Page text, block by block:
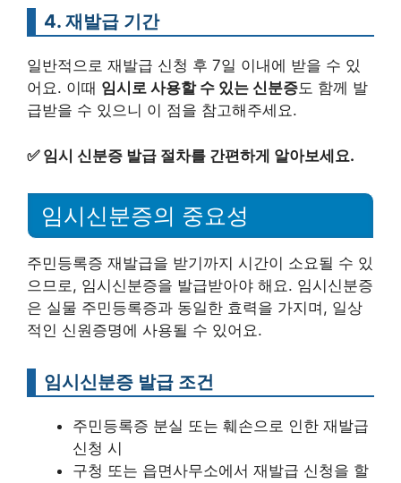
4. 재발급 기간
일반적으로 재발급 신청 후 7일 이내에 받을 수 있
어요. 이때 임시로 사용할 수 있는 신분증도 함께 발
급받을 수 있으니 이 점을 참고해주세요.
✅ 임시 신분증 발급 절차를 간편하게 알아보세요.
임시신분증의 중요성
주민등록증 재발급을 받기까지 시간이 소요될 수 있
으므로, 임시신분증을 발급받아야 해요. 임시신분증
은 실물 주민등록증과 동일한 효력을 가지며, 일상
적인 신원증명에 사용될 수 있어요.
임시신분증 발급 조건
주민등록증 분실 또는 훼손으로 인한 재발급
신청 시
구청 또는 읍면사무소에서 재발급 신청을 할